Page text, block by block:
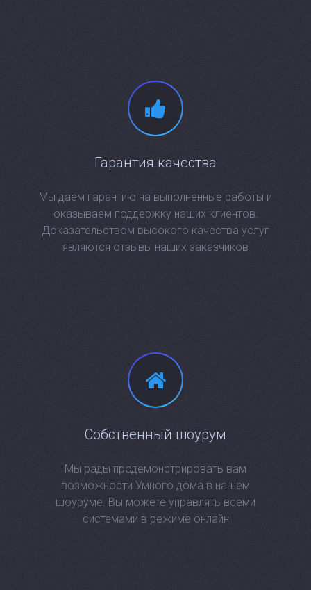
Гарантия качества
Мы даем гарантию на выполненные работы и
оказываем поддержку наших клиентов.
Доказательством высокого качества услуг
являются отзывы наших заказчиков
Собственный шоурум
Мы рады продемонстрировать вам
возможности Умного дома в нашем
шоуруме. Вы можете управлять всеми
системами в режиме онлайн